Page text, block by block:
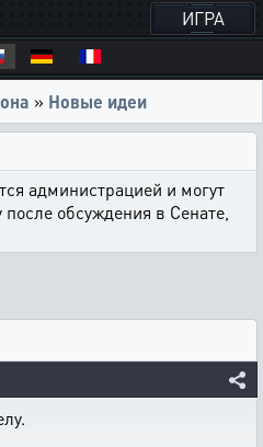
ИГРА
» Новые идеи
администрацией и могут
обсуждения в Сенате,